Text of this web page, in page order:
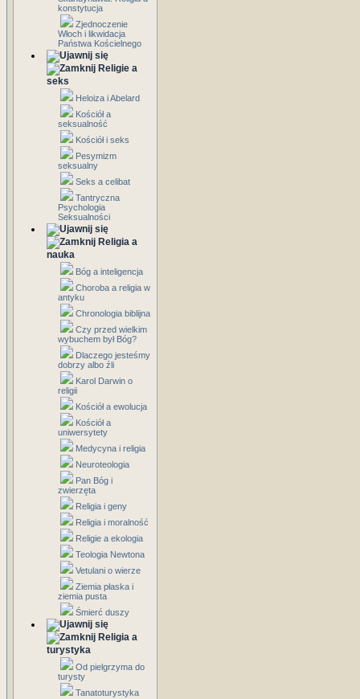
konstytucja
Zjednoczenie
Włoch i likwidacja
Państwa Kościelnego
Religie a
seks
Heloiza i Abelard
Kościół a
seksualność
Kościół i seks
Pesymizm
seksualny
Seks a celibat
Tantryczna
Psychologia
Seksualności
Religia a
nauka
Bóg a inteligencja
Choroba a religia w
antyku
Chronologia biblijna
Czy przed wielkim
wybuchem był Bóg?
Dlaczego jesteśmy
dobrzy albo źli
Karol Darwin o
religii
Kościół a ewolucja
Kościół a
uniwersytety
Medycyna i religia
Neuroteologia
Pan Bóg i
zwierzęta
Religia i geny
Religia i moralność
Religie a ekologia
Teologia Newtona
Vetulani o wierze
Ziemia płaska i
ziemia pusta
Śmierć duszy
Religia a
turystyka
Od pielgrzyma do
turysty
Tanatoturystyka